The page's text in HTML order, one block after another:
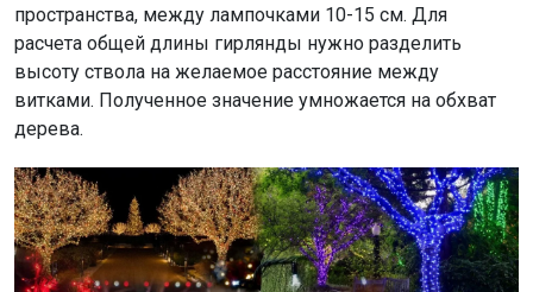
пространства, между лампочками 10-15 см. Для
расчета общей длины гирлянды нужно разделить
высоту ствола на желаемое расстояние между
витками. Полученное значение умножается на обхват
дерева.